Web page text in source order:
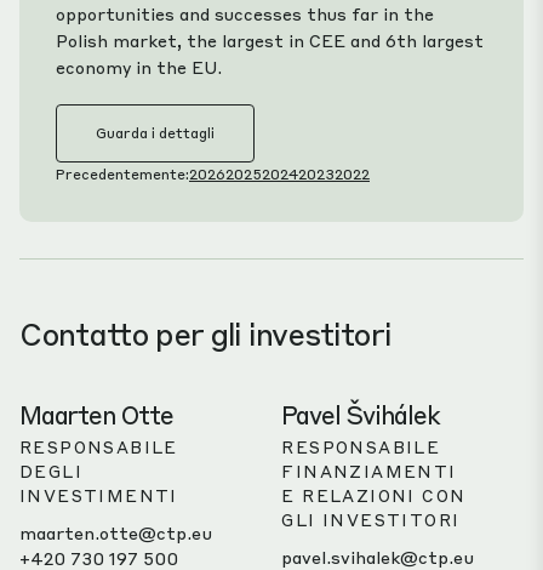
opportunities and successes thus far in the
Polish market, the largest in CEE and 6th largest
economy in the EU.
Guarda i dettagli
Precedentemente:20262025202420232022
Contatto per gli investitori
Maarten Otte
RESPONSABILE
DEGLI
INVESTIMENTI
maarten.otte@ctp.eu
+420 730 197 500
Pavel Švihálek
RESPONSABILE
FINANZIAMENTI
E RELAZIONI CON
GLI INVESTITORI
pavel.svihalek@ctp.eu